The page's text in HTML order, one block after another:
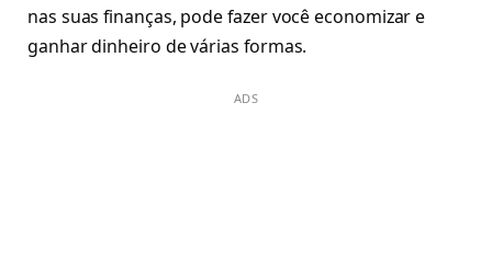
nas suas finanças, pode fazer você economizar e
ganhar dinheiro de várias formas.
ADS